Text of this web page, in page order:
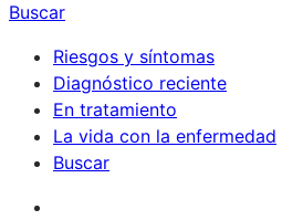
Buscar
Riesgos y síntomas
Diagnóstico reciente
En tratamiento
La vida con la enfermedad
Buscar